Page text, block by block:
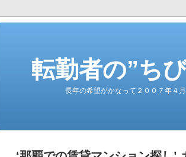
転勤者の”ち
長年の希望がかなって２００７年４